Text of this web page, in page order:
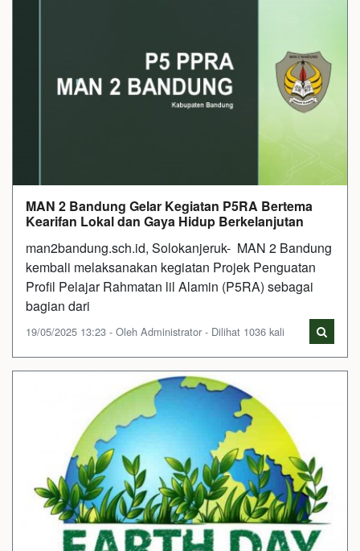
MAN 2 Bandung Gelar Kegiatan P5RA Bertema
Kearifan Lokal dan Gaya Hidup Berkelanjutan
man2bandung.sch.id, Solokanjeruk- MAN 2 Bandung
kembali melaksanakan kegiatan Projek Penguatan
Profil Pelajar Rahmatan lil Alamin (P5RA) sebagai
bagian dari
19/05/2025 13:23 - Oleh Administrator - Dilihat 1036 kali